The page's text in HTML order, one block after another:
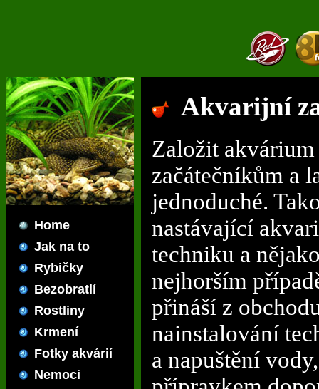
Home
Jak na to
Rybičky
Bezobratlí
Rostliny
Krmení
Fotky akvárií
Nemoci
Akvarijní
Založit akvárium
začátečníkům a
jednoduché.
nastávající
techniku a
nejhorším
přináší z
nainstalování
a napuštění